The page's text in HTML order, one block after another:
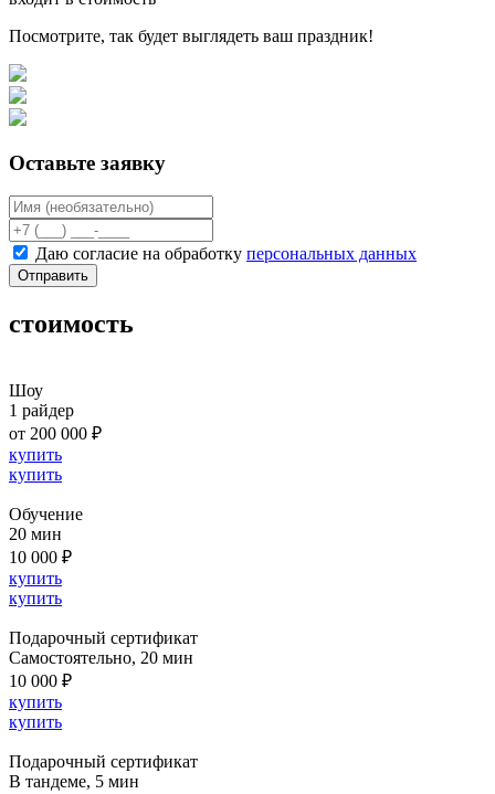
Посмотрите, так будет выглядеть ваш праздник!
Оставьте заявку
Даю согласие на обработку персональных данных
Отправить
стоимость
Шоу
1 райдер
от 200 000 ₽
купить
купить
Обучение
20 мин
10 000 ₽
купить
купить
Подарочный сертификат
Cамостоятельно, 20 мин
10 000 ₽
купить
купить
Подарочный сертификат
В тандеме, 5 мин